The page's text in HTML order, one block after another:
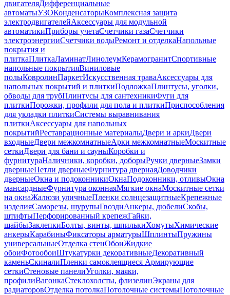
двигателяДифференциальные
автоматыУЗОКонденсаторыКомплексная защита
электродвигателейАксессуары для модульной
автоматикиПриборы учетаСчетчики газаСчетчики
электроэнергииСчетчики водыРемонт и отделкаНапольные
покрытия и
плиткаПлиткаЛаминатЛинолеумКерамогранитСпортивные
напольные покрытияВиниловые
полыКовролинПаркетИскусственная траваАксессуары для
напольных покрытий и плиткиПодложкаПлинтусы, уголки,
обводы для трубПлинтусы для сантехникиФуги для
плиткиПорожки, профили для пола и плиткиПриспособления
для укладки плиткиСистемы выравнивания
плиткиАксессуары для напольных
покрытийРеставрационные материалыДвери и аркиДвери
входныеДвери межкомнатныеАрки межкомнатныеМоскитные
сеткиДвери для бани и сауныКоробки и
фурнитураНаличники, коробки, доборыРучки дверныеЗамки
дверныеПетли дверныеФурнитура двернаяДоводчики
дверныеОкна и подоконникиОкнаПодоконники, отливыОкна
мансардныеФурнитура оконнаяМягкие окнаМоскитные сетки
на окнаЖалюзи уличныеПленки солнцезащитныеКрепежные
изделияСаморезы, шурупыГвоздиАнкеры, дюбелиСкобы,
штифтыПерфорированный крепежГайки,
шайбыЗаклепкиБолты, винты, шпилькиХомутыХимические
анкерыКарабиныФиксаторы арматурыШплинтыПружины
универсальныеОтделка стенОбоиЖидкие
обоиФотообоиШтукатурки декоративныеДекоративный
каменьСкиналиПленки самоклеящиеся Армирующие
сеткиСтеновые панелиУголки, маяки,
профилиВагонкаСтеклохолсты, флизелинЭкраны для
радиаторовОтделка потолкаПотолочные системыПотолочные